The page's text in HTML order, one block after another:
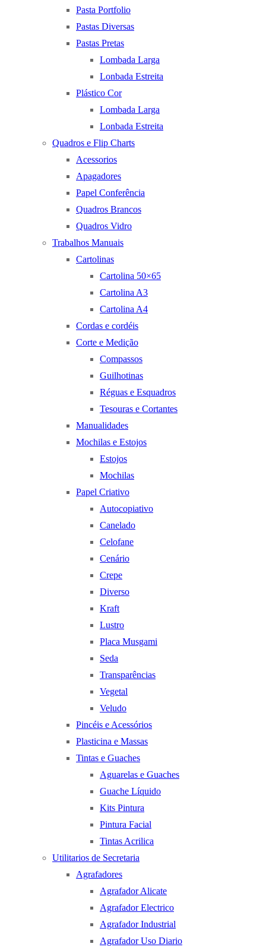
Pasta Portfolio
Pastas Diversas
Pastas Pretas
Lombada Larga
Lonbada Estreita
Plástico Cor
Lombada Larga
Lonbada Estreita
Quadros e Flip Charts
Acessorios
Apagadores
Papel Conferência
Quadros Brancos
Quadros Vidro
Trabalhos Manuais
Cartolinas
Cartolina 50×65
Cartolina A3
Cartolina A4
Cordas e cordéis
Corte e Medição
Compassos
Guilhotinas
Réguas e Esquadros
Tesouras e Cortantes
Manualidades
Mochilas e Estojos
Estojos
Mochilas
Papel Criativo
Autocopiativo
Canelado
Celofane
Cenário
Crepe
Diverso
Kraft
Lustro
Placa Musgami
Seda
Transparências
Vegetal
Veludo
Pincéis e Acessórios
Plasticina e Massas
Tintas e Guaches
Aguarelas e Guaches
Guache Líquido
Kits Pintura
Pintura Facial
Tintas Acrilica
Utilitarios de Secretaria
Agrafadores
Agrafador Alicate
Agrafador Electrico
Agrafador Industrial
Agrafador Uso Diario